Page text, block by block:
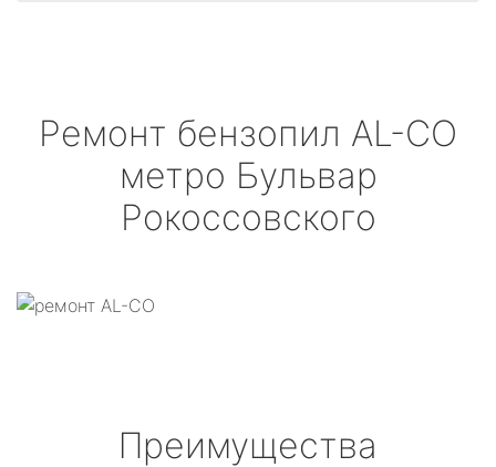
Ремонт бензопил AL-CO
метро Бульвар
Рокоссовского
Преимущества